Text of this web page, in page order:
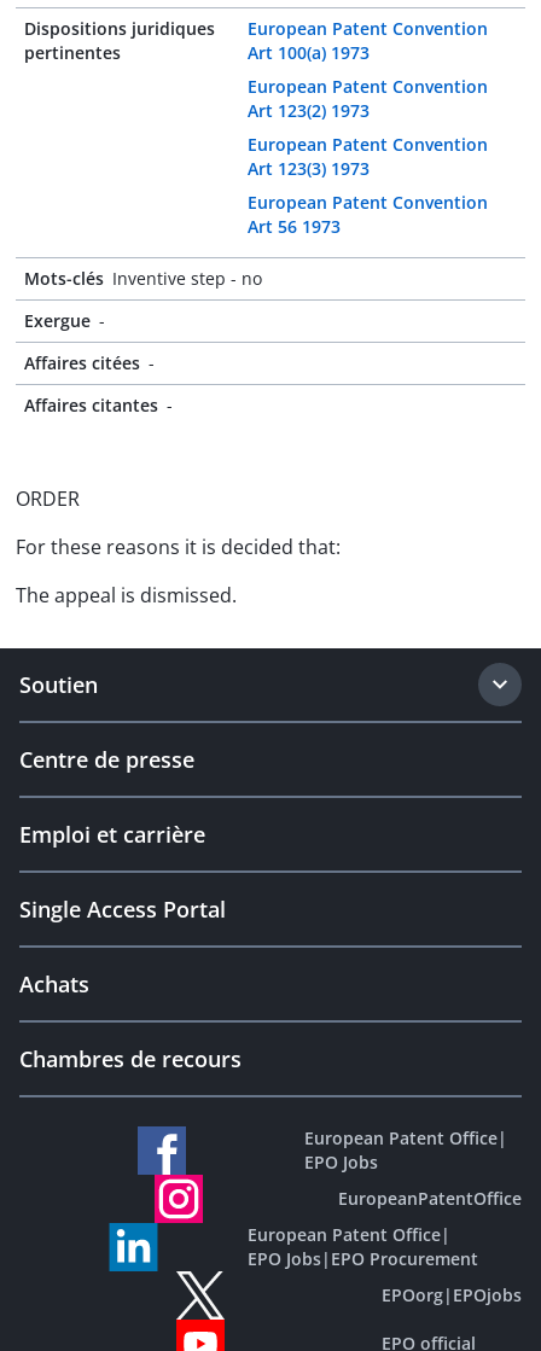
Dispositions juridiques
pertinentes
European Patent Convention
Art 100(a) 1973
European Patent Convention
Art 123(2) 1973
European Patent Convention
Art 123(3) 1973
European Patent Convention
Art 56 1973
Mots-clés Inventive step - no
Exergue -
Affaires citées -
Affaires citantes -
ORDER
For these reasons it is decided that:
The appeal is dismissed.
Soutien
Centre de presse
Emploi et carrière
Single Access Portal
Achats
Chambres de recours
European Patent Office|
EPO Jobs
EuropeanPatentOffice
European Patent Office|
EPO Jobs| EPO Procurement
EPOorg| EPOjobs
EPO official